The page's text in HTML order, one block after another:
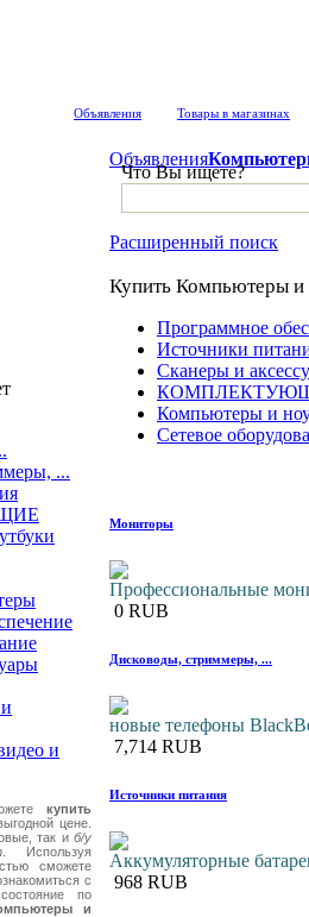
Объявления Товары в магазинах
...
и
купить
цене.
так и б/у
. Используя
сможете
с
по
и
Объявления
Что Вы ищете?
Расширенный поиск
Купить Компьютеры и
Программное
Источники
Сканеры и
Компьютеры и
Сетевое
Мониторы
Профессиональные
0 RUB
Дисководы, стриммеры, ...
новые телефоны
7,714 RUB
Источники питания
Аккумуляторные
968 RUB